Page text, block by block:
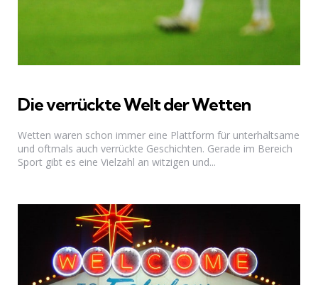
Die verrückte Welt der Wetten
Wetten waren schon immer eine Plattform für unterhaltsame
und oftmals auch verrückte Geschichten. Gerade im Bereich
Sport gibt es eine Vielzahl an witzigen und...